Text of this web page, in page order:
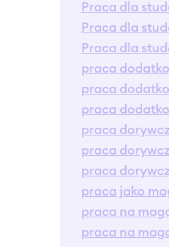
Praca dla
Praca dla
Praca dla
praca
praca
praca
praca
praca
praca
praca jako
praca na
praca na